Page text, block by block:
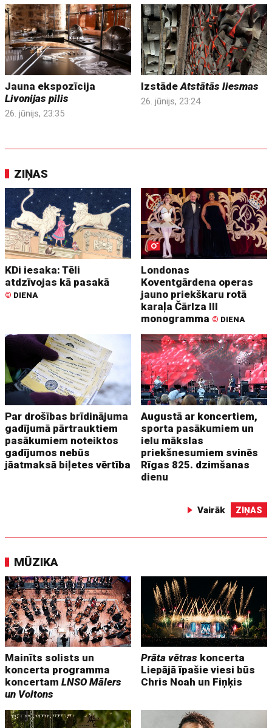
Jauna ekspozīcija
Livonijas pilis
26. jūnijs, 23:35
IzstādeAtstātās liesmas
26. jūnijs, 23:24
ZIŅAS
KDi iesaka: Tēli
atdzīvojas kā pasakā
© DIENA
Londonas
Koventgārdena operas
jauno priekškaru rotā
karaļa Čārlza III
monogramma © DIENA
Par drošības brīdinājuma
gadījumā pārtrauktiem
pasākumiem noteiktos
gadījumos nebūs
jāatmaksā biļetes vērtība
Augustā ar koncertiem,
sporta pasākumiem un
ielu mākslas
priekšnesumiem svinēs
Rīgas 825. dzimšanas
dienu
Vairāk ZIŅAS
MŪZIKA
Mainīts solists un
koncerta programma
koncertamLNSO Mālers
un Voltons
Prāta vētras koncerta
Liepājā īpašie viesi būs
Chris Noah un Fiņķis